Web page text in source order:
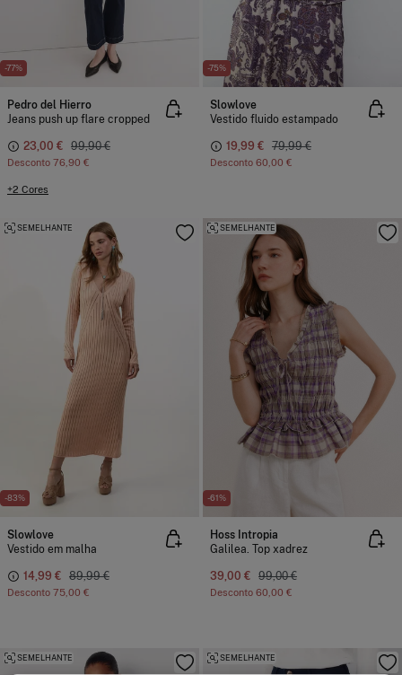
-77%
Pedro del Hierro
Jeans push up flare cropped
23,00 € 99,90 €
Desconto 76,90 €
+2 Cores
-75%
Slowlove
Vestido fluido estampado
19,99 € 79,99 €
Desconto 60,00 €
-83%
SEMELHANTE
Slowlove
Vestido em malha
14,99 € 89,99 €
Desconto 75,00 €
-61%
SEMELHANTE
Hoss Intropia
Galilea. Top xadrez
39,00 € 99,00 €
Desconto 60,00 €
SEMELHANTE SEMELHANTE